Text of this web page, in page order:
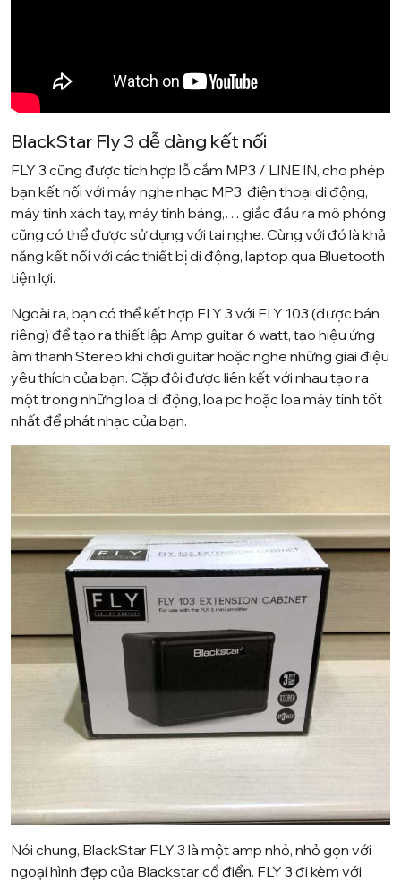
BlackStar Fly 3 dễ dàng kết nối
FLY 3 cũng được tích hợp lỗ cắm MP3 / LINE IN, cho phép
bạn kết nối với máy nghe nhạc MP3, điện thoại di động,
máy tính xách tay, máy tính bảng,… giắc đầu ra mô phỏng
cũng có thể được sử dụng với tai nghe. Cùng với đó là khả
năng kết nối với các thiết bị di động, laptop qua Bluetooth
tiện lợi.
Ngoài ra, bạn có thể kết hợp FLY 3 với FLY 103 (được bán
riêng) để tạo ra thiết lập Amp guitar 6 watt, tạo hiệu ứng
âm thanh Stereo khi chơi guitar hoặc nghe những giai điệu
yêu thích của bạn. Cặp đôi được liên kết với nhau tạo ra
một trong những loa di động, loa pc hoặc loa máy tính tốt
nhất để phát nhạc của bạn.
Nói chung, BlackStar FLY 3 là một amp nhỏ, nhỏ gọn với
ngoại hình đẹp của Blackstar cổ điển. FLY 3 đi kèm với